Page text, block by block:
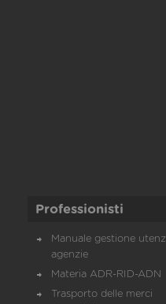
Professionisti
Manuale gestione
agenzie
Materia ADR-RID-ADN
Trasporto delle merci